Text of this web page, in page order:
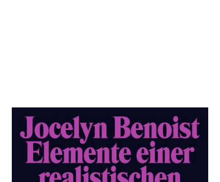
Elemente einer realistischen
Philosophie
Zur Wunschliste hinzufügen